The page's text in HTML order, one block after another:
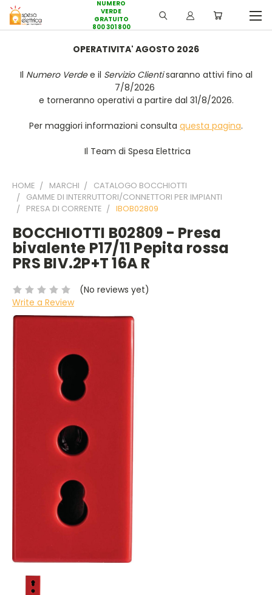
NUMERO
VERDE
GRATUITO
800 301 800
OPERATIVITA' AGOSTO 2026
Il Numero Verdee il Servizio Clientisaranno attivi fino al
7/8/2026
e torneranno operativi a partire dal 31/8/2026.
Per maggiori informazioni consulta questa pagina.
Il Team di Spesa Elettrica
HOME MARCHI
CATALOGO BOCCHIOTTI
GAMME DI INTERRUTTORI/CONNETTORI PER IMPIANTI
PRESA DI CORRENTE
IBOB02809
BOCCHIOTTI B02809 - Presa
bivalente P17/11 Pepita rossa
PRS BIV.2P+T 16A R
(No reviews yet)
Write a Review